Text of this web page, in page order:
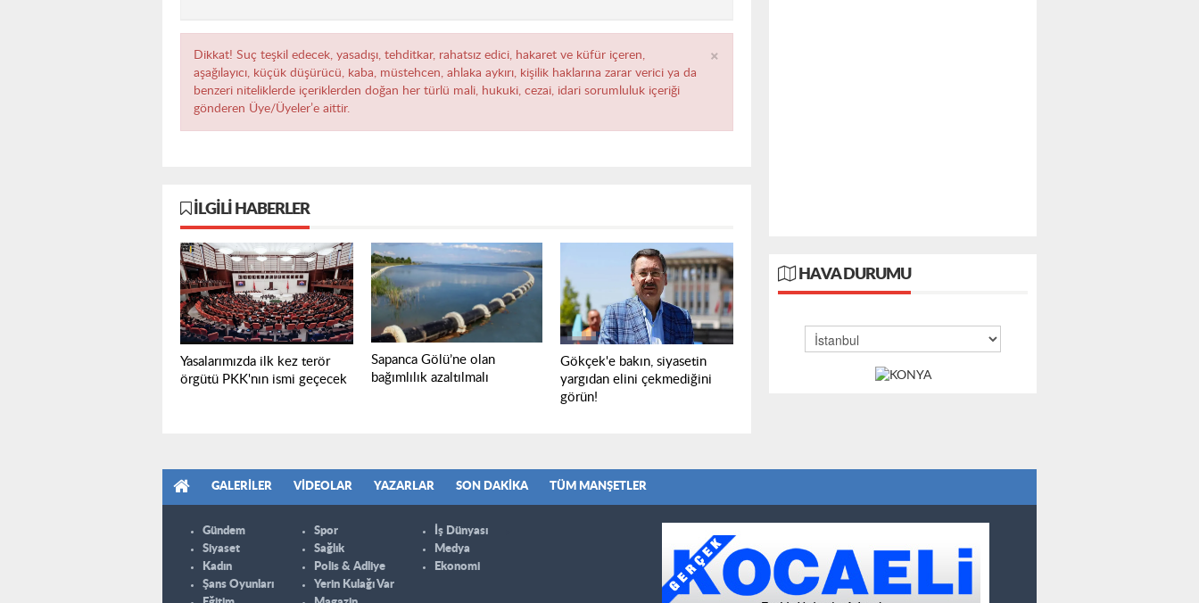
×
Dikkat! Suç teşkil edecek, yasadışı, tehditkar, rahatsız edici, hakaret ve küfür içeren,
aşağılayıcı, küçük düşürücü, kaba, müstehcen, ahlaka aykırı, kişilik haklarına zarar verici ya da
benzeri niteliklerde içeriklerden doğan her türlü mali, hukuki, cezai, idari sorumluluk içeriği
gönderen Üye/Üyeler’e aittir.
İLGILI HABERLER
Yasalarımızda ilk kez terör
örgütü PKK'nın ismi geçecek
Sapanca Gölü’ne olan
bağımlılık azaltılmalı
Gökçek'e bakın, siyasetin
yargıdan elini çekmediğini
görün!
HAVA DURUMU
GALERILER VIDEOLAR YAZARLAR SON DAKIKA TÜM MANŞETLER
Gündem
Siyaset
Kadın
Şans Oyunları
Spor
Sağlık
Polis & Adliye
Yerin Kulağı Var
İş Dünyası
Medya
Ekonomi